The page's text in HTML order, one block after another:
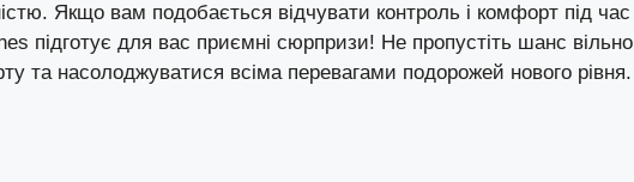
Якщо вам подобається відчувати контроль і комфорт під час
підготує для вас приємні сюрпризи! Не пропустіть шанс вільно
та насолоджуватися всіма перевагами подорожей нового рівня.